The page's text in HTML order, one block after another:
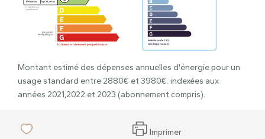
Montant estimé des dépenses annuelles d'énergie pour un
usage standard entre 2880€ et 3980€. indexées aux
années 2021,2022 et 2023 (abonnement compris).
Imprimer